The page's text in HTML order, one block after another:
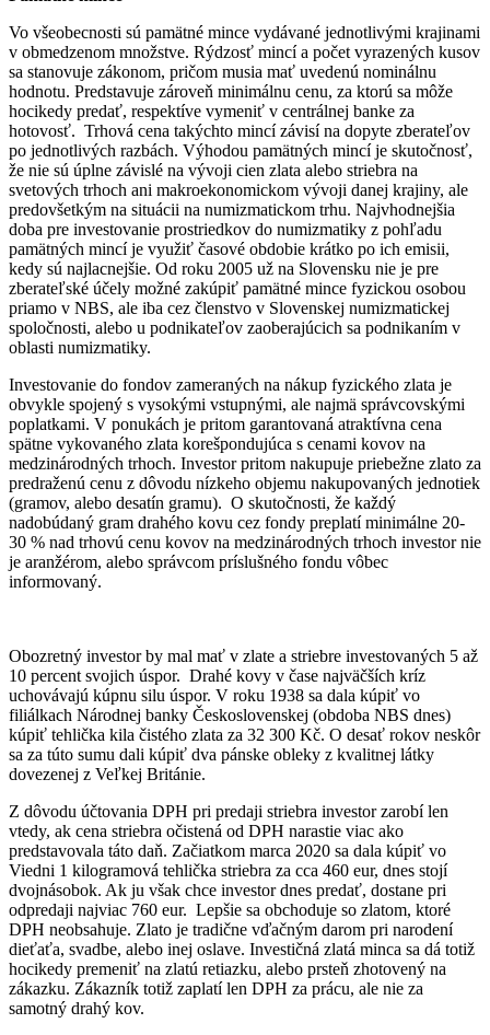
Vo všeobecnosti sú pamätné mince vydávané jednotlivými krajinami
v obmedzenom množstve. Rýdzosť mincí a počet vyrazených kusov
sa stanovuje zákonom, pričom musia mať uvedenú nominálnu
hodnotu. Predstavuje zároveň minimálnu cenu, za ktorú sa môže
hocikedy predať, respektíve vymeniť v centrálnej banke za
hotovosť. Trhová cena takýchto mincí závisí na dopyte zberateľov
po jednotlivých razbách. Výhodou pamätných mincí je skutočnosť,
že nie sú úplne závislé na vývoji cien zlata alebo striebra na
svetových trhoch ani makroekonomickom vývoji danej krajiny, ale
predovšetkým na situácii na numizmatickom trhu. Najvhodnejšia
doba pre investovanie prostriedkov do numizmatiky z pohľadu
pamätných mincí je využiť časové obdobie krátko po ich emisii,
kedy sú najlacnejšie. Od roku 2005 už na Slovensku nie je pre
zberateľské účely možné zakúpiť pamätné mince fyzickou osobou
priamo v NBS, ale iba cez členstvo v Slovenskej numizmatickej
spoločnosti, alebo u podnikateľov zaoberajúcich sa podnikaním v
oblasti numizmatiky.
Investovanie do fondov zameraných na nákup fyzického zlata je
obvykle spojený s vysokými vstupnými, ale najmä správcovskými
poplatkami. V ponukách je pritom garantovaná atraktívna cena
spätne vykovaného zlata korešpondujúca s cenami kovov na
medzinárodných trhoch. Investor pritom nakupuje priebežne zlato za
predraženú cenu z dôvodu nízkeho objemu nakupovaných jednotiek
(gramov, alebo desatín gramu). O skutočnosti, že každý
nadobúdaný gram drahého kovu cez fondy preplatí minimálne 20-
30 % nad trhovú cenu kovov na medzinárodných trhoch investor nie
je aranžérom, alebo správcom príslušného fondu vôbec
informovaný.
Obozretný investor by mal mať v zlate a striebre investovaných 5 až
10 percent svojich úspor. Drahé kovy v čase najväčších kríz
uchovávajú kúpnu silu úspor. V roku 1938 sa dala kúpiť vo
filiálkach Národnej banky Československej (obdoba NBS dnes)
kúpiť tehlička kila čistého zlata za 32 300 Kč. O desať rokov neskôr
sa za túto sumu dali kúpiť dva pánske obleky z kvalitnej látky
dovezenej z Veľkej Británie.
Z dôvodu účtovania DPH pri predaji striebra investor zarobí len
vtedy, ak cena striebra očistená od DPH narastie viac ako
predstavovala táto daň. Začiatkom marca 2020 sa dala kúpiť vo
Viedni 1 kilogramová tehlička striebra za cca 460 eur, dnes stojí
dvojnásobok. Ak ju však chce investor dnes predať, dostane pri
odpredaji najviac 760 eur. Lepšie sa obchoduje so zlatom, ktoré
DPH neobsahuje. Zlato je tradične vďačným darom pri narodení
dieťaťa, svadbe, alebo inej oslave. Investičná zlatá minca sa dá totiž
hocikedy premeniť na zlatú retiazku, alebo prsteň zhotovený na
zákazku. Zákazník totiž zaplatí len DPH za prácu, ale nie za
samotný drahý kov.